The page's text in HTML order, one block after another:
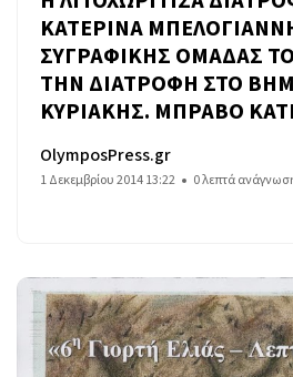
ΚΑΤΕΡΙΝΑ
ΣΥΓΡΑΦΙΚΗΣ ΟΜΑΔΑΣ
ΤΗΝ ΔΙΑΤΡΟΦΗ ΣΤΟ
ΚΥΡΙΑΚΗΣ. ΜΠΡΑΒΟ
OlymposPress.gr
1 Δεκεμβρίου 2014 13:22 0 λεπτά